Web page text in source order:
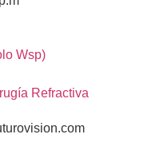
Wsp)
Refractiva